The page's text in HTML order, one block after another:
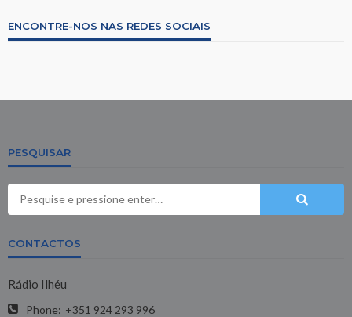
ENCONTRE-NOS NAS REDES SOCIAIS
PESQUISAR
CONTACTOS
Rádio Ilhéu
Phone: +351 924 293 996